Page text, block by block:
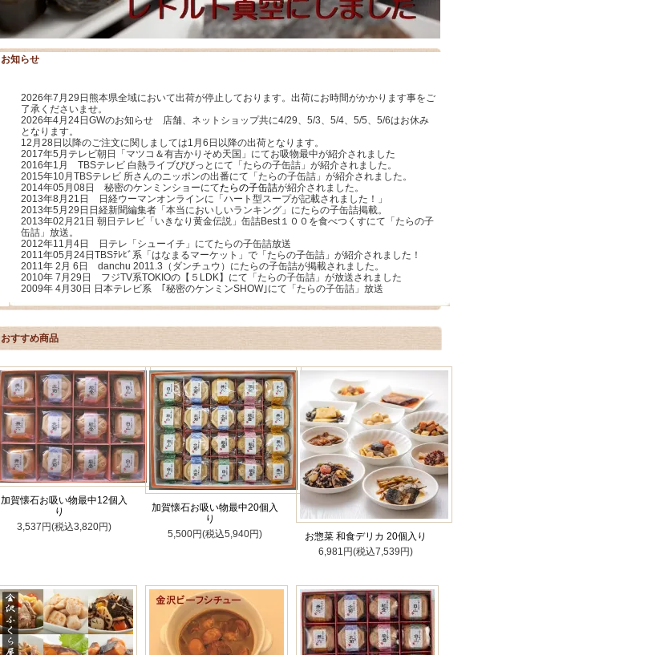
お知らせ
2026年7月29日熊本県全域において出荷が停止しております。出荷にお時間がかかります事をご
了承くださいませ。
2026年4月24日GWのお知らせ 店舗、ネットショップ共に4/29、5/3、5/4、5/5、5/6はお休み
となります。
12月28日以降のご注文に関しましては1月6日以降の出荷となります。
2017年5月テレビ朝日「マツコ＆有吉かりそめ天国」にてお吸物最中が紹介されました
2016年1月 TBSテレビ 白熱ライブびびっとにて「たらの子缶詰」が紹介されました。
2015年10月TBSテレビ 所さんのニッポンの出番にて「たらの子缶詰」が紹介されました。
2014年05月08日 秘密のケンミンショーにてたらの子缶詰が紹介されました。
2013年8月21日 日経ウーマンオンラインに「ハート型スープが記載されました！」
2013年5月29日日経新聞編集者「本当においしいランキング」にたらの子缶詰掲載。
2013年02月21日 朝日テレビ「いきなり黄金伝説」缶詰Best１００を食べつくすにて「たらの子
缶詰」放送。
2012年11月4日 日テレ「シューイチ」にてたらの子缶詰放送
2011年05月24日TBSﾃﾚﾋﾞ系「はなまるマーケット」で「たらの子缶詰」が紹介されました！
2011年 2月 6日 danchu 2011.3（ダンチュウ）にたらの子缶詰が掲載されました。
2010年 7月29日 フジTV系TOKIOの【５LDK】にて「たらの子缶詰」が放送されました
2009年 4月30日 日本テレビ系 ｢秘密のケンミンSHOW｣にて「たらの子缶詰」放送
おすすめ商品
加賀懐石お吸い物最中12個入
り
3,537円(税込3,820円)
加賀懐石お吸い物最中20個入
り
5,500円(税込5,940円)
お惣菜 和食デリカ 20個入り
6,981円(税込7,539円)